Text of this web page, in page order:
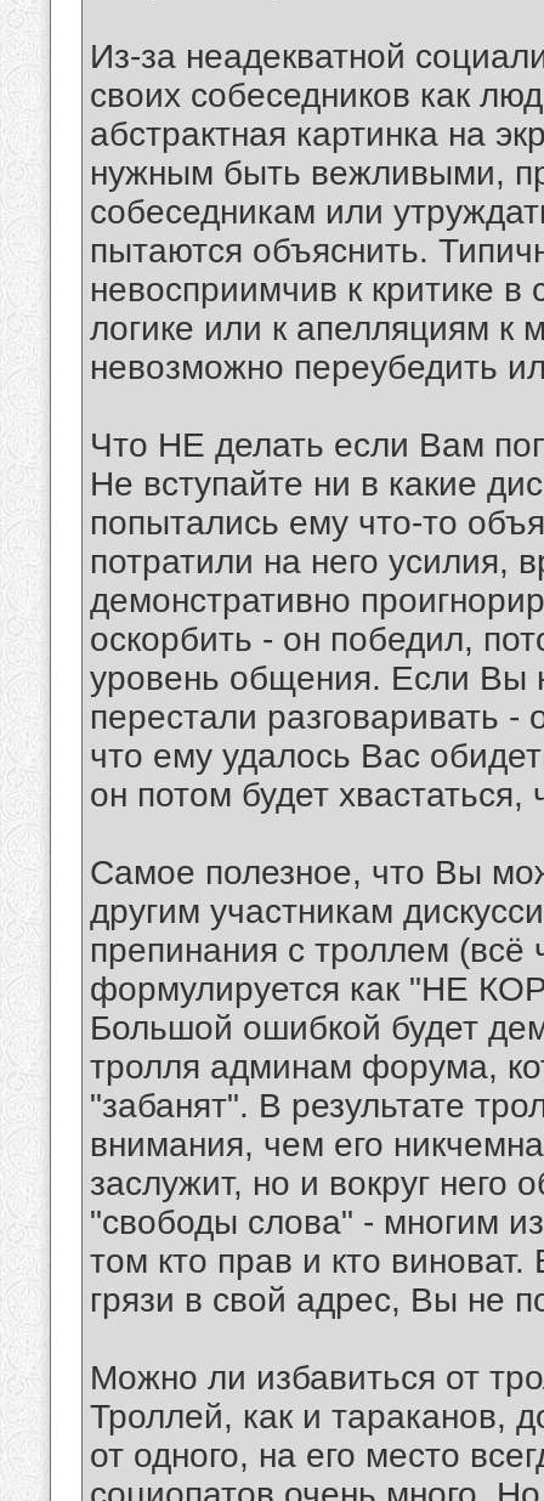
Из-за неадекватной
своих собеседников как
абстрактная картинка на
нужным быть вежливыми,
собеседникам или
пытаются объяснить.
невосприимчив к критике
логике или к апелляциям к
невозможно переубедить
Что НЕ делать если Вам
Не вступайте ни в какие
попытались ему что-то
потратили на него усилия,
демонстративно
оскорбить - он победил,
уровень общения. Если Вы
перестали разговаривать
что ему удалось Вас
он потом будет
Самое полезное, что Вы
другим участникам
препинания с троллем
формулируется как "НЕ
Большой ошибкой будет
тролля админам форума,
"забанят". В результате
внимания, чем его
заслужит, но и вокруг него
"свободы слова" - многим
том кто прав и кто
грязи в свой адрес, Вы не
Можно ли избавиться от
Троллей, как и тараканов,
от одного, на его место